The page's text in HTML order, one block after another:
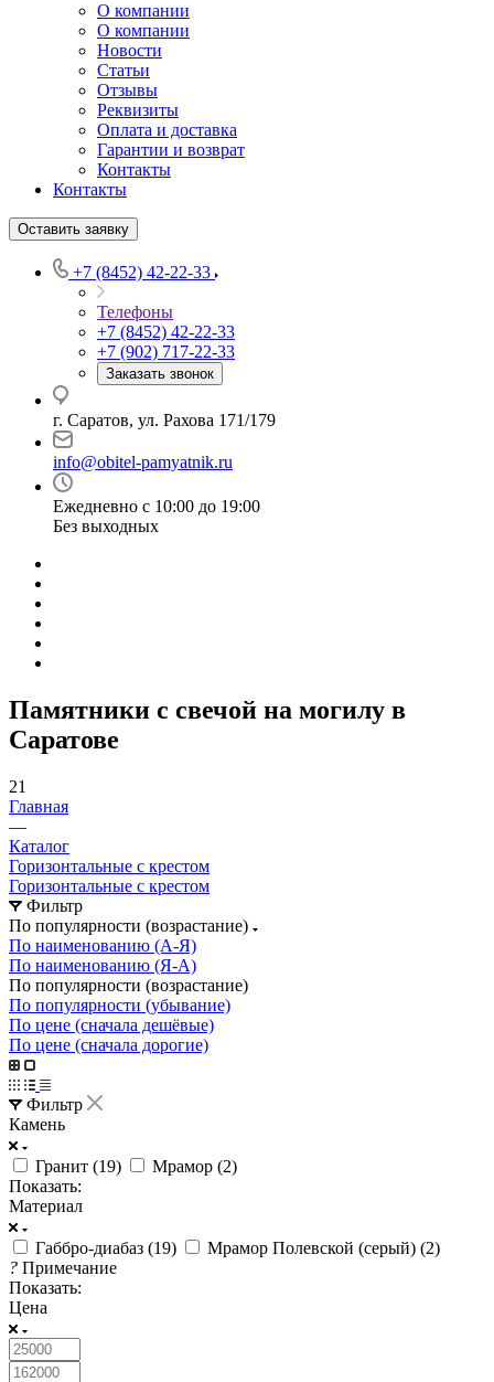
О компании
О компании
Новости
Статьи
Отзывы
Реквизиты
Оплата и доставка
Гарантии и возврат
Контакты
Контакты
Оставить заявку
+7 (8452) 42-22-33
Телефоны
+7 (8452) 42-22-33
+7 (902) 717-22-33
Заказать звонок
г. Саратов, ул. Рахова 171/179
info@obitel-pamyatnik.ru
Ежедневно с 10:00 до 19:00
Без выходных
Памятники с свечой на могилу в
Саратове
21
Главная
—
Каталог
Горизонтальные с крестом
Горизонтальные с крестом
Фильтр
По популярности (возрастание)
По наименованию (А-Я)
По наименованию (Я-А)
По популярности (возрастание)
По популярности (убывание)
По цене (сначала дешёвые)
По цене (сначала дорогие)
Фильтр
Камень
Гранит (19) Мрамор (2)
Показать:
Материал
Габбро-диабаз (19) Мрамор Полевской (серый) (2)
? Примечание
Показать:
Цена